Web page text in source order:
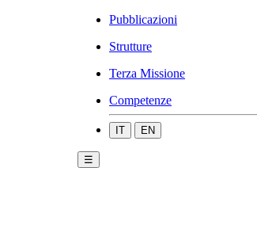
Pubblicazioni
Strutture
Terza Missione
Competenze
IT EN
☰